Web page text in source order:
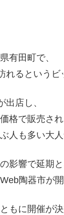
有田町で、
れるというビ
店し、
格で販売され
人も多い大人
影響で延期と
陶器市が開
もに開催が決